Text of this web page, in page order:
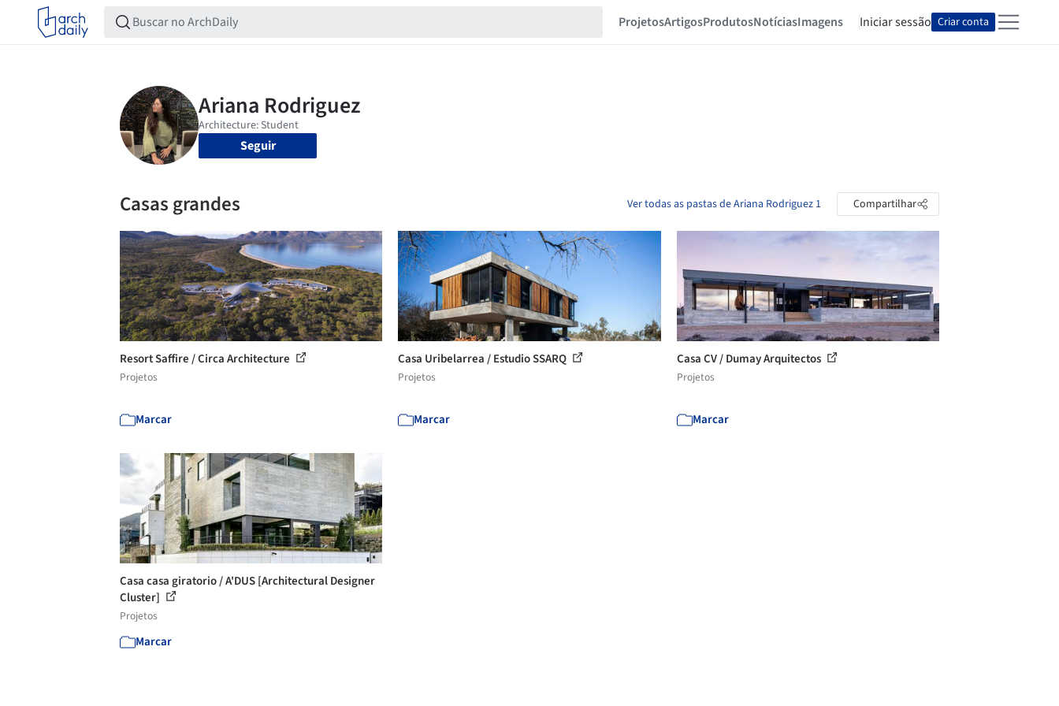
ProjetosArtigosProdutosNotíciasImagens Iniciar sessão Criar conta
Seguir
Casas grandes Ver todas as pastas de Ariana Rodriguez 1 Compartilhar
Resort Saffire / Circa Architecture
Projetos
Marcar
Casa Uribelarrea / Estudio SSARQ
Projetos
Marcar
Casa CV / Dumay Arquitectos
Projetos
Marcar
Casa casa giratorio / A'DUS [Architectural Designer
Cluster]
Projetos
Marcar